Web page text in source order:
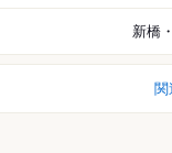
新橋